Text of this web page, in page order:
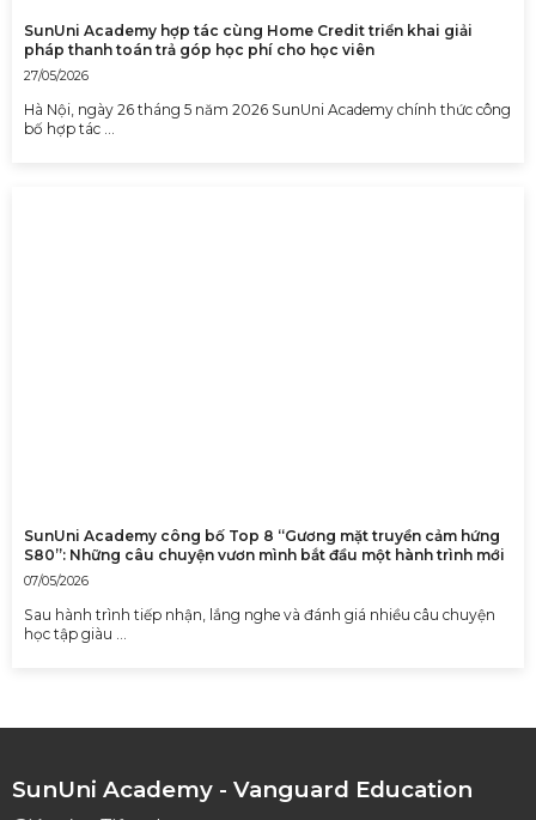
SunUni Academy hợp tác cùng Home Credit triển khai giải
pháp thanh toán trả góp học phí cho học viên
27/05/2026
Hà Nội, ngày 26 tháng 5 năm 2026 SunUni Academy chính thức công
bố hợp tác …
SunUni Academy công bố Top 8 “Gương mặt truyền cảm hứng
S80”: Những câu chuyện vươn mình bắt đầu một hành trình mới
07/05/2026
Sau hành trình tiếp nhận, lắng nghe và đánh giá nhiều câu chuyện
học tập giàu …
SunUni Academy - Vanguard Education